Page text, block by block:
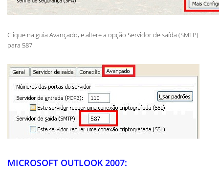
Clique na guia Avançado, e altere a opção Servidor de saída (SMTP)
para 587.
MICROSOFT OUTLOOK 2007: